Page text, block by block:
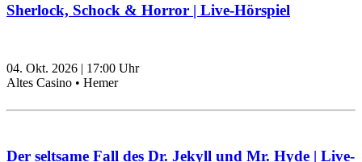
Sherlock, Schock & Horror | Live-Hörspiel
04. Okt. 2026 | 17:00 Uhr
Altes Casino • Hemer
Der seltsame Fall des Dr. Jekyll und Mr. Hyde | Live-